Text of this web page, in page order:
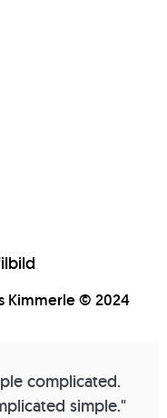
Kimmerle © 2024
complicated.
simple."